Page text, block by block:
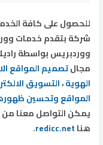
للحصول على كافة
شركة بتقدم خدمات
ووردبريس بواسطة
مجالتصميم المواقع
الهوية،التسويق
المواقع وتحسين
يمكن التواصل معنا من
هناredicc.net
.